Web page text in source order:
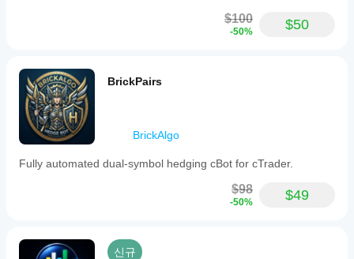
$100
-50% $50
BrickPairs
BrickAlgo
Fully automated dual-symbol hedging cBot for cTrader.
$98
-50% $49
신규